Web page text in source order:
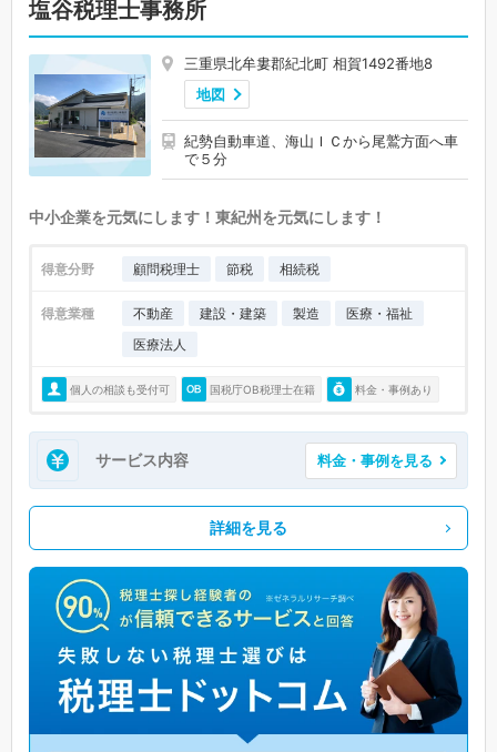
塩谷税理士事務所
三重県北牟婁郡紀北町 相賀1492番地8
地図
紀勢自動車道、海山ＩＣから尾鷲方面へ車
で５分
中小企業を元気にします！東紀州を元気にします！
得意分野 顧問税理士 節税 相続税
得意業種 不動産 建設・建築 製造
医療・福祉
医療法人
個人の相談も受付可 国税庁OB税理士在籍 料金・事例あり
サービス内容 料金・事例を見る
詳細を見る